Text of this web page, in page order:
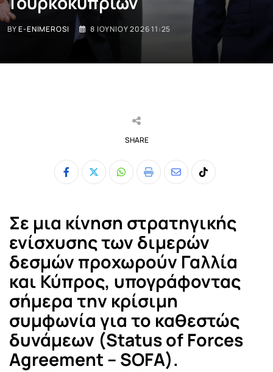
BYE-ENIMEROSI 8 ΙΟΥΝΊΟΥ 2026 11:25
SHARE
Whatsapp
Print
ShareTiktok
Σε μια κίνηση στρατηγικής
ενίσχυσης των διμερών
δεσμών προχωρούν Γαλλία
και Κύπρος, υπογράφοντας
σήμερα την κρίσιμη
συμφωνία για το καθεστώς
δυνάμεων (Status of Forces
Agreement – SOFA).